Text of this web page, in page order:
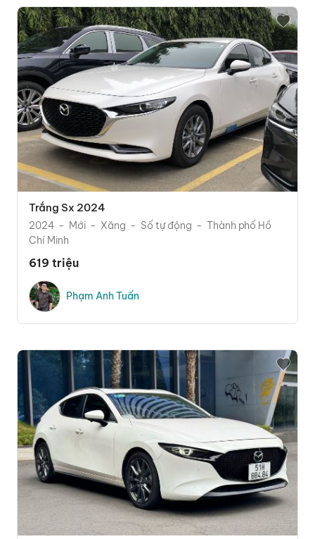
Trắng Sx 2024
2024 Mới Xăng Số tự động
Thành phố Hồ
Chí Minh
619 triệu
Phạm Anh Tuấn